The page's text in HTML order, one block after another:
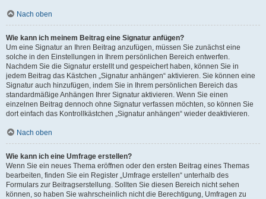
Nach oben
Wie kann ich meinem Beitrag eine Signatur anfügen?
Um eine Signatur an Ihren Beitrag anzufügen, müssen Sie zunächst eine
solche in den Einstellungen in Ihrem persönlichen Bereich entwerfen.
Nachdem Sie die Signatur erstellt und gespeichert haben, können Sie in
jedem Beitrag das Kästchen „Signatur anhängen“ aktivieren. Sie können eine
Signatur auch hinzufügen, indem Sie in Ihrem persönlichen Bereich das
standardmäßige Anhängen Ihrer Signatur aktivieren. Wenn Sie einen
einzelnen Beitrag dennoch ohne Signatur verfassen möchten, so können Sie
dort einfach das Kontrollkästchen „Signatur anhängen“ wieder deaktivieren.
Nach oben
Wie kann ich eine Umfrage erstellen?
Wenn Sie ein neues Thema eröffnen oder den ersten Beitrag eines Themas
bearbeiten, finden Sie ein Register „Umfrage erstellen“ unterhalb des
Formulars zur Beitragserstellung. Sollten Sie diesen Bereich nicht sehen
können, so haben Sie wahrscheinlich nicht die Berechtigung, Umfragen zu